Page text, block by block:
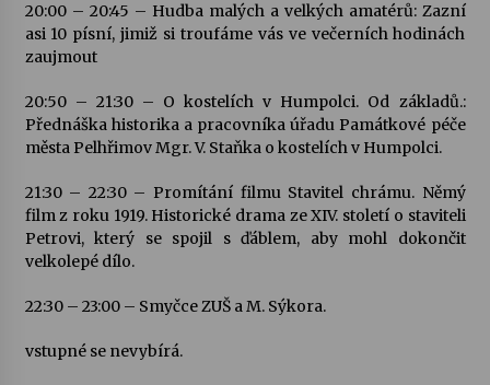
Letní koncerty ve Stromovce: Kolchoz a
Jenakaši
Votavžatský ploty
23. 7. 2026
Letní koncerty ve Stromovce: Rufus Miller
22. 7. 2026
17. 7. 2026
20:00 – 20:45 – Hudba malých a velkých amatérů: Zazní
asi 10 písní, jimiž si troufáme vás ve večerních hodinách
zaujmout
20:50 – 21:30 – O kostelích v Humpolci. Od základů.:
Přednáška historika a pracovníka úřadu Památkové péče
města Pelhřimov Mgr. V. Staňka o kostelích v Humpolci.
21:30 – 22:30 – Promítání filmu Stavitel chrámu. Němý
film z roku 1919. Historické drama ze XIV. století o staviteli
Petrovi, který se spojil s ďáblem, aby mohl dokončit
velkolepé dílo.
22:30 – 23:00 – Smyčce ZUŠ a M. Sýkora.
vstupné se nevybírá.